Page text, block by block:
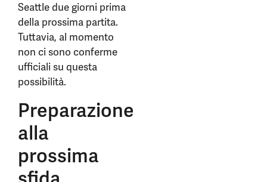
Seattle due giorni prima
della prossima partita.
Tuttavia, al momento
non ci sono conferme
ufficiali su questa
possibilità.
Preparazione
alla
prossima